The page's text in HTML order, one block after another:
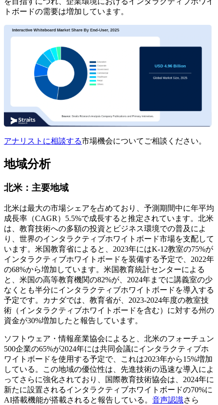
トボードの需要は増加しています。
アナリストに相談する市場機会についてご相談ください。
地域分析
北米：主要地域
北米は最大の市場シェアを占めており、予測期間中に年平均
成長率（CAGR）5.5%で成長すると推定されています。北米
は、教育技術への多額の投資とビジネス環境での普及によ
り、世界のインタラクティブホワイトボード市場を支配して
います。米国教育省によると、2023年にはK-12教室の75%が
インタラクティブホワイトボードを装備する予定で、2022年
の68%から増加しています。米国教育統計センターによる
と、米国の高等教育機関の82%が、2024年までに講義室の少
なくとも半分にインタラクティブホワイトボードを導入する
予定です。カナダでは、教育省が、2023-2024年度の教室技
術（インタラクティブホワイトボードを含む）に対する州の
資金が30%増加したと報告しています。
ソフトウェア・情報産業協会によると、北米のフォーチュン
500企業の65%が2024年には共同会議にインタラクティブホ
ワイトボードを使用する予定で、これは2023年から15%増加
している。この地域の優位性は、先進技術の迅速な導入によ
ってさらに強化されており、国際教育技術協会は、2024年に
新たに設置されるインタラクティブホワイトボードの70%に
AI搭載機能が搭載されると報告している。 音声認識さら